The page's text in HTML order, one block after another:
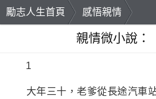
勵志人生首頁
感悟親情
親情微小說：
1
大年三十，老爹從長途汽車站